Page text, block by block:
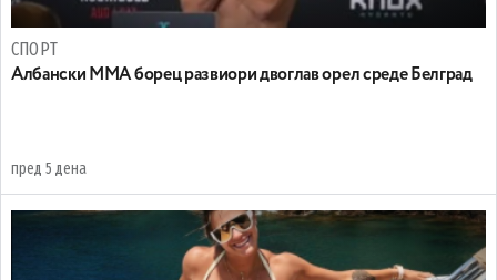
СПОРТ
Албански ММА борец развиори двоглав орел среде Белград
пред 5 дена